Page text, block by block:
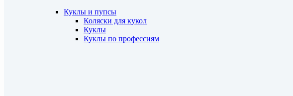
Куклы и пупсы
Коляски для кукол
Куклы
Куклы по профессиям